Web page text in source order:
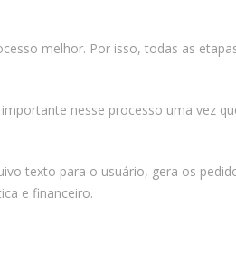
melhor. Por isso, todas as
nesse processo uma vez
texto para o usuário, gera os
e financeiro.